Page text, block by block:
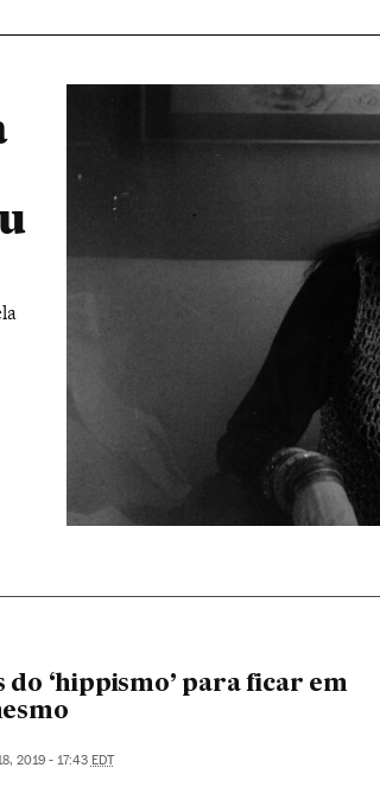
do ‘hippismo’ para ficar em
2019 - 17:43 EDT